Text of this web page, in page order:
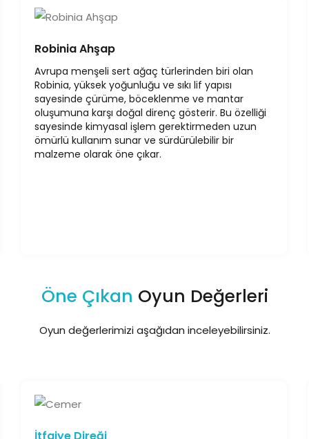
Robinia Ahşap
Avrupa menşeli sert ağaç türlerinden biri olan
Robinia, yüksek yoğunluğu ve sıkı lif yapısı
sayesinde çürüme, böceklenme ve mantar
oluşumuna karşı doğal direnç gösterir. Bu özelliği
sayesinde kimyasal işlem gerektirmeden uzun
ömürlü kullanım sunar ve sürdürülebilir bir
malzeme olarak öne çıkar.
Öne Çıkan Oyun Değerleri
Oyun değerlerimizi aşağıdan inceleyebilirsiniz.